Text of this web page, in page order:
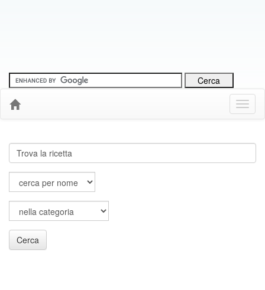
Menu
Down
Cerca
Cerca